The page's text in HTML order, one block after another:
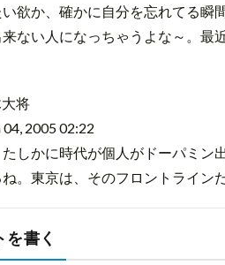
い欲か、確かに自分を忘れてる瞬
ない人になっちゃうよな～。最
将
2005 02:22
しかに時代が個人がドーパミン
。東京は、そのフロントライン
を書く